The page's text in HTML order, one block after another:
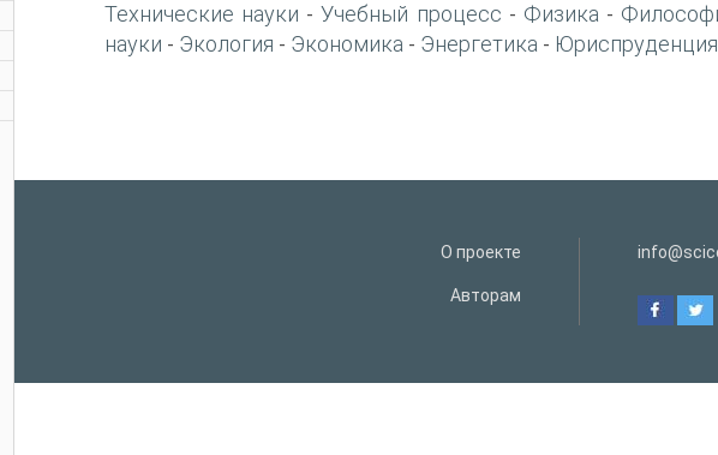
Технические науки -Учебный процесс - Физика -
науки - Экология - Экономика - Энергетика - Юриспруденция
О проекте
Авторам